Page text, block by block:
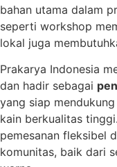
bahan utama dalam
seperti workshop
lokal juga
Prakarya Indonesia
dan hadir sebagai
yang siap
kain berkualitas
pemesanan fleksibel
komunitas, baik dari